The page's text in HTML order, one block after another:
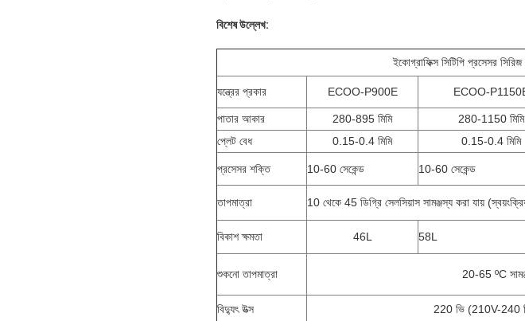
বিশেষ উল্লেখ:
ইকোগ্রাফিক্স সিটিপি প্রসেসর
যন্ত্রের প্রকার ECOO-P900E ECOO-
পাতার আকার 280-895 মিমি 280-1150 মিমি
প্লেট বেধ
0.15-0.4 মিমি 0.15-0.4 মিমি
প্রসেসর শক্তি 10-60 সেকেন্ড 10-60 সেকেন্ড
তাপমাত্রা 10 থেকে 45 ডিগ্রি সেলসিয়াস সামঞ্জস্য করা যায়
বিকাশ ক্ষমতা 46L 58L
শুকনো তাপমাত্রা 20-65 ºC
বিদ্যুৎ উত্স 220 ভি (210V-240